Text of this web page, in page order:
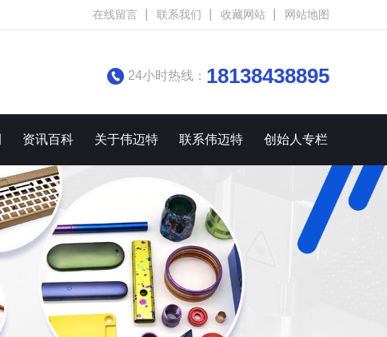
在线留言 联系我们 收藏网站 网站地图
24小时热线： 18138438895
资讯百科 关于伟迈特 联系伟迈特 创始人专栏